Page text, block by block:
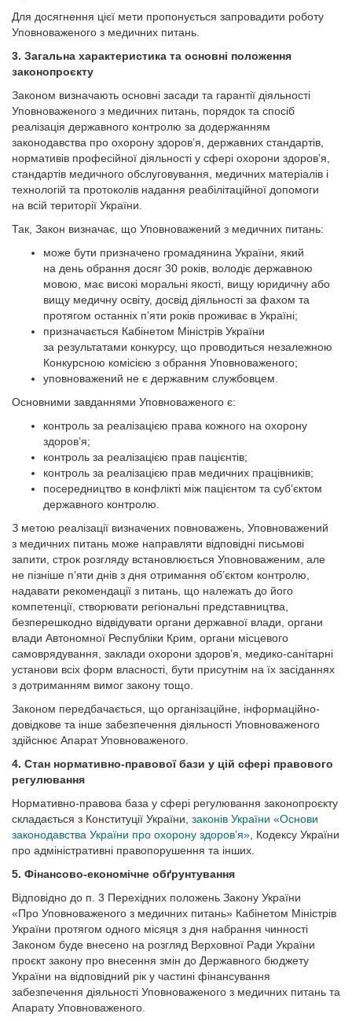
Для досягнення цієї мети пропонується запровадити роботу
Уповноваженого з медичних питань.
3. Загальна характеристика та основні положення
законопроєкту
Законом визначають основні засади та гарантії діяльності
Уповноваженого з медичних питань, порядок та спосіб
реалізація державного контролю за додержанням
законодавства про охорону здоров’я, державних стандартів,
нормативів професійної діяльності у сфері охорони здоров’я,
стандартів медичного обслуговування, медичних матеріалів і
технологій та протоколів надання реабілітаційної допомоги
на всій території України.
Так, Закон визначає, що Уповноважений з медичних питань:
може бути призначено громадянина України, який
на день обрання досяг 30 років, володіє державною
мовою, має високі моральні якості, вищу юридичну або
вищу медичну освіту, досвід діяльності за фахом та
протягом останніх п’яти років проживає в Україні;
призначається Кабінетом Міністрів України
за результатами конкурсу, що проводиться незалежною
Конкурсною комісією з обрання Уповноваженого;
уповноважений не є державним службовцем.
Основними завданнями Уповноваженого є:
контроль за реалізацією права кожного на охорону
здоров’я;
контроль за реалізацією прав пацієнтів;
контроль за реалізацією прав медичних працівників;
посередництво в конфлікті між пацієнтом та суб’єктом
державного контролю.
З метою реалізації визначених повноважень, Уповноважений
з медичних питань може направляти відповідні письмові
запити, строк розгляду встановлюється Уповноваженим, але
не пізніше п’яти днів з дня отримання об’єктом контролю,
надавати рекомендації з питань, що належать до його
компетенції, створювати регіо­нальні представництва,
безперешкодно відвідувати органи державної влади, органи
влади Автономної Республіки Крим, органи місцевого
самоврядування, заклади охорони здоров’я, медико-санітарні
установи всіх форм власності, бути присутнім на їх засіданнях
з дотриманням вимог закону тощо.
Законом передбачається, що організаційне, інформаційно-
довідкове та інше забезпечення діяльності Уповноваженого
здійснює Апарат Уповноваженого.
4. Стан нормативно-правової бази у цій сфері правового
регулювання
Нормативно-правова база у сфері регулювання законопроєкту
складається з Конституції України, законів України «Основи
законодавства України про охорону здоров’я» , Кодексу України
про адміністративні правопорушення та інших.
5. Фінансово-економічне обґрунтування
Відповідно до п. 3 Перехідних положень Закону України
«Про Уповноваженого з медичних питань» Кабінетом Міністрів
України протягом одного місяця з дня набрання чинності
Законом буде внесено на розгляд Верховної Ради України
проєкт закону про внесення змін до Державного бюджету
України на відповідний рік у частині фінансування
забезпечення діяльності Уповноваженого з медичних питань та
Апарату Уповноваженого.